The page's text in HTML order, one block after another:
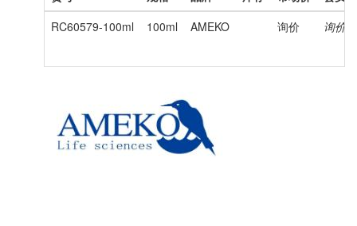
RC60579-100ml
100ml AMEKO 询价 询价